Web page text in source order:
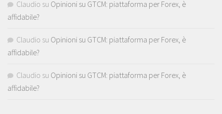
Claudio su Opinioni su GTCM: piattaforma per Forex, è
affidabile?
Claudio su Opinioni su GTCM: piattaforma per Forex, è
affidabile?
Claudio su Opinioni su GTCM: piattaforma per Forex, è
affidabile?